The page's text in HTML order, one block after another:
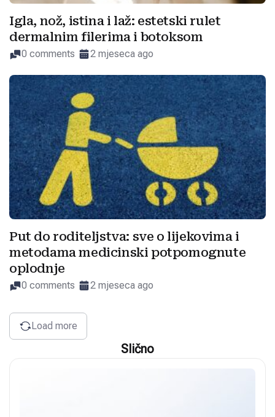
Igla, nož, istina i laž: estetski rulet
dermalnim filerima i botoksom
0 comments 2 mjeseca ago
Put do roditeljstva: sve o lijekovima i
metodama medicinski potpomognute
oplodnje
0 comments 2 mjeseca ago
Load more
Slično